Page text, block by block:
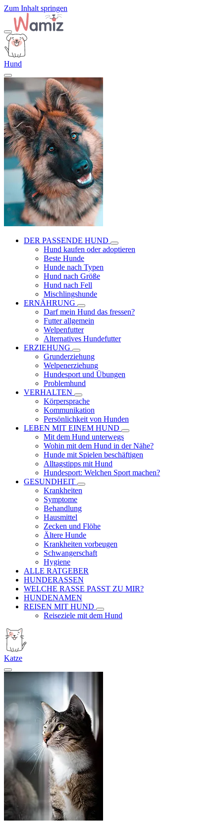
Zum Inhalt springen
Hund
DER PASSENDE HUND
Hund kaufen oder adoptieren
Beste Hunde
Hunde nach Typen
Hund nach Größe
Hund nach Fell
Mischlingshunde
ERNÄHRUNG
Darf mein Hund das fressen?
Futter allgemein
Welpenfutter
Alternatives Hundefutter
ERZIEHUNG
Grunderziehung
Welpenerziehung
Hundesport und Übungen
Problemhund
VERHALTEN
Körpersprache
Kommunikation
Persönlichkeit von Hunden
LEBEN MIT EINEM HUND
Mit dem Hund unterwegs
Wohin mit dem Hund in der Nähe?
Hunde mit Spielen beschäftigen
Alltagstipps mit Hund
Hundesport: Welchen Sport machen?
GESUNDHEIT
Krankheiten
Symptome
Behandlung
Hausmittel
Zecken und Flöhe
Ältere Hunde
Krankheiten vorbeugen
Schwangerschaft
Hygiene
ALLE RATGEBER
HUNDERASSEN
WELCHE RASSE PASST ZU MIR?
HUNDENAMEN
REISEN MIT HUND
Reiseziele mit dem Hund
Katze